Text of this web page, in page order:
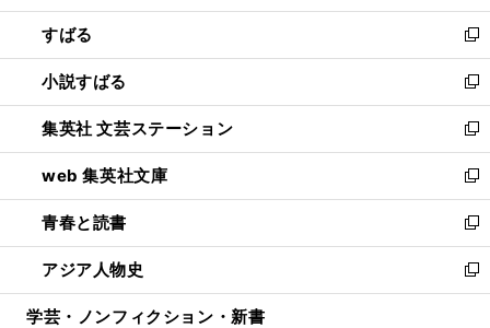
開
く
ウ
で
開
く
ン
ド
ウ
で
開
く
すばる
新
し
い
ウ
ィ
ン
ド
ウ
で
開
く
小説すばる
新
し
い
ウ
ィ
ン
ド
ウ
で
開
集英社 文芸ステーション
新
し
い
ウ
ィ
ン
ド
ウ
web 集英社文庫
新
し
い
ウ
ィ
ン
青春と読書
新
し
い
ウ
アジア人物史
新
し
学芸・ノンフィクション・新書